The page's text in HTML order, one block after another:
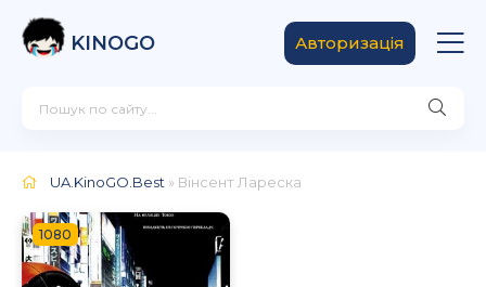
KINOGO Авторизація
UA.KinoGO.Best » Вінсент Лареска
1080